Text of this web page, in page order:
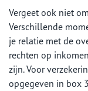
Vergeet ook niet
Verschillende
je relatie met de
rechten op
zijn. Voor
opgegeven in box